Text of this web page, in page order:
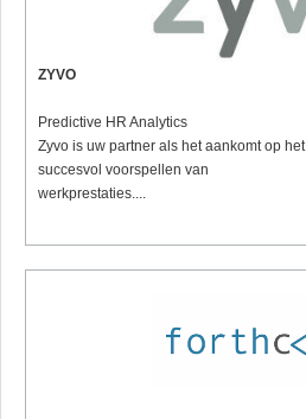
ZYVO
Predictive HR Analytics
Zyvo is uw partner als het aankomt op het
succesvol voorspellen van
werkprestaties....